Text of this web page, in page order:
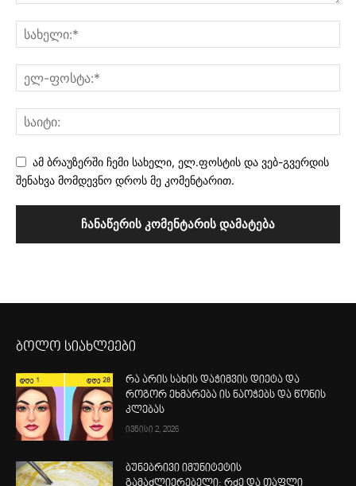
ამ ბრაუზერში ჩემი სახელი, ელ.ფოსტის და ვებ-გვერდის
შენახვა მომდევნო დროს მე კომენტარით.
ბოლო სიახლეები
რა არის სახის დაჭიმვის დიეტა და
როგორ ეხმარება ის ნაოჭებს და წონის
კლებას
ივნისი 2, 2026
ბუნებრივი იმუნიტეტის